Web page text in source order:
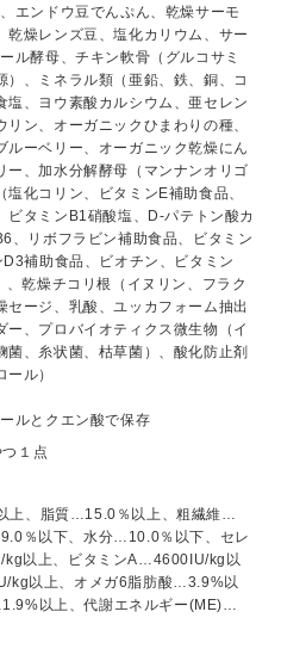
エンドウ豆でんぷん、乾燥サーモ
乾燥レンズ豆、塩化カリウム、サー
ル酵母、チキン軟骨（グルコサミ
）、ミネラル類（亜鉛、鉄、銅、コ
塩、ヨウ素酸カルシウム、亜セレン
ン、オーガニックひまわりの種、
ルーベリー、オーガニック乾燥にん
ー、加水分解酵母（マンナンオリゴ
化コリン、ビタミンE補助食品、
ビタミンB1硝酸塩、D-パテトン酸カ
、リボフラビン補助食品、ビタミン
補助食品、ビオチン、ビタミン
、乾燥チコリ根（イヌリン、フラク
セージ、乳酸、ユッカフォーム抽出
ー、プロバイオティクス微生物（イ
菌、糸状菌、枯草菌）、酸化防止剤
ール）
ルとクエン酸で保存
１点
上、脂質…15.0％以上、粗繊維…
％以下、水分…10.0％以下、セレ
以上、ビタミンA…4600IU/kg以
kg以上、オメガ6脂肪酸…3.9%以
以上、代謝エネルギー(ME)…